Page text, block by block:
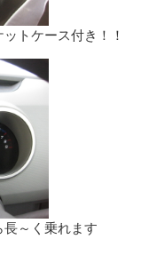
トケース付き！！
～く乗れます